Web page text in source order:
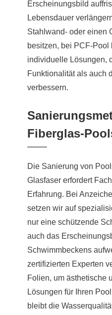
Erscheinungsbild
Lebensdauer
Stahlwand- oder einen
besitzen, bei PCF-Pool
individuelle Lösungen,
Funktionalität als auch
verbessern.
Fiberglas-
Die Sanierung von
Glasfaser erfordert
Erfahrung. Bei
setzen wir auf
nur eine schützende
auch das
Schwimmbeckens
zertifizierten Experten
Folien, um ästhetische
Lösungen für Ihren
bleibt die